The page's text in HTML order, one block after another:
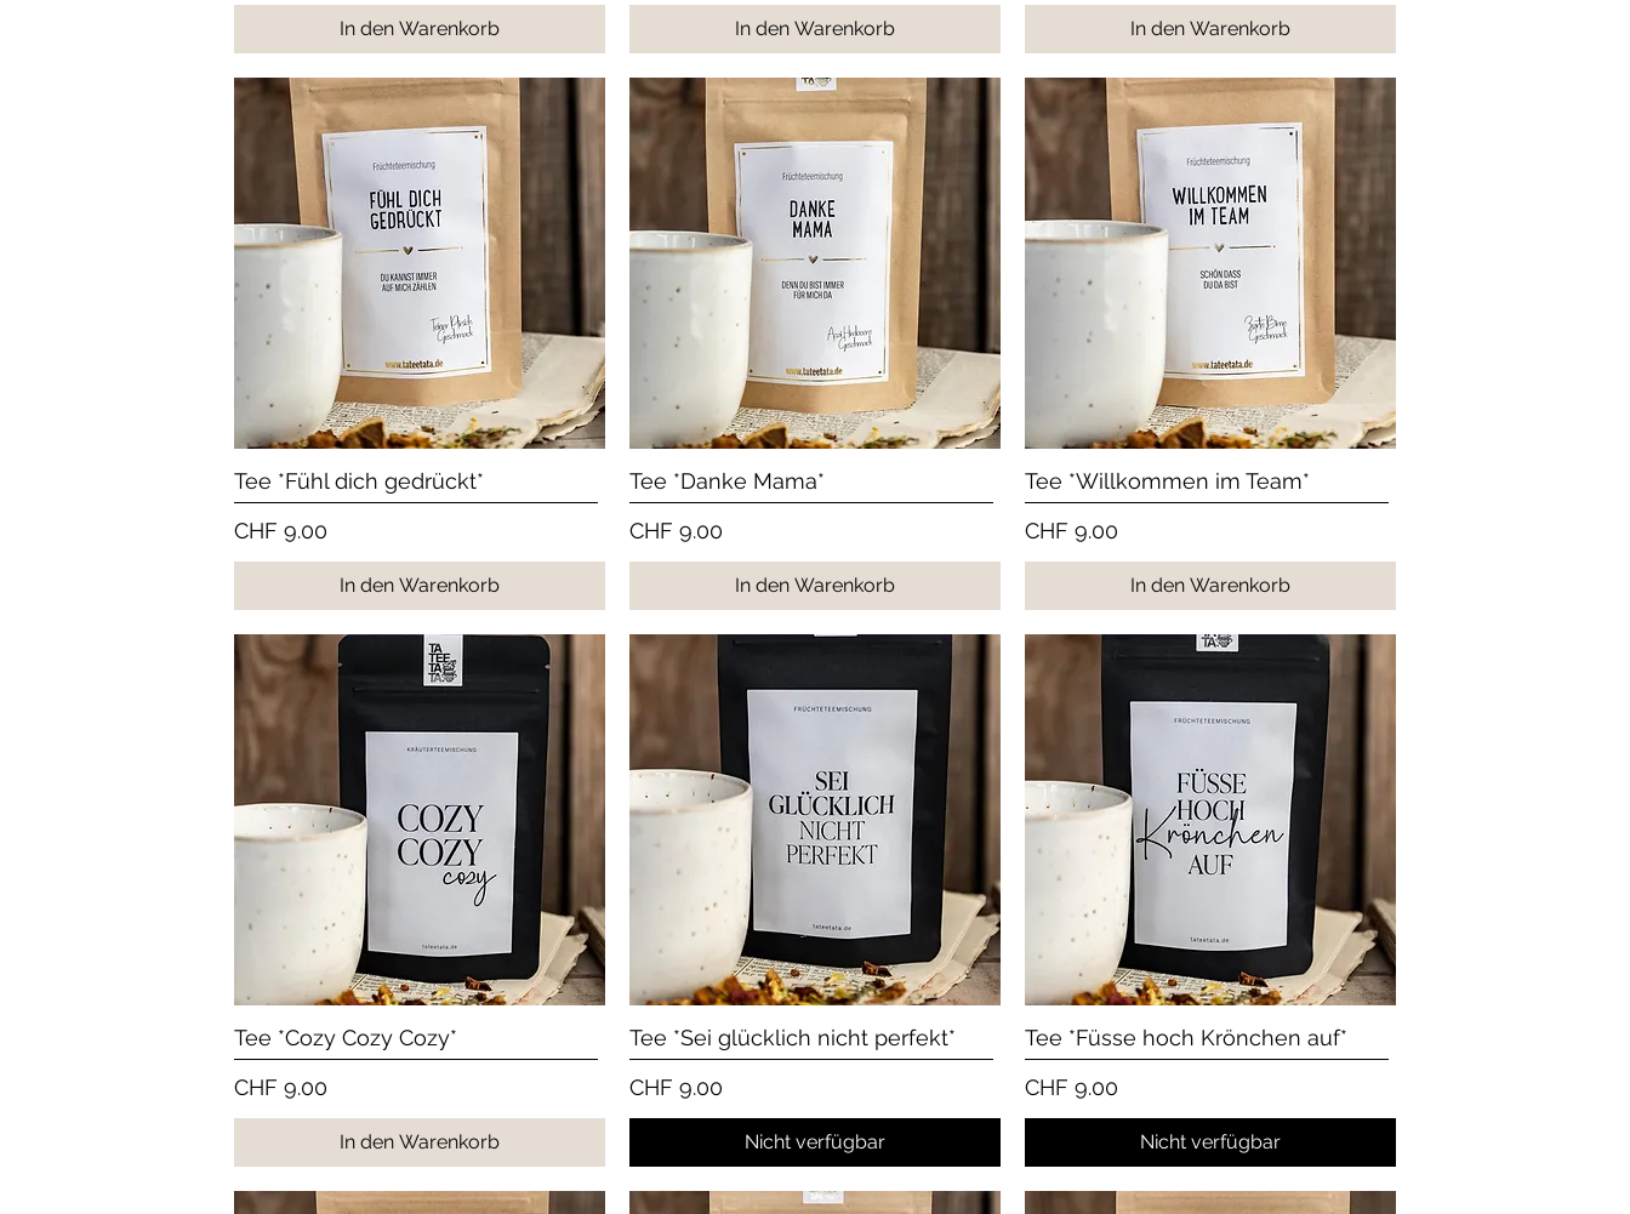
In den Warenkorb In den Warenkorb In den Warenkorb
Schnellansicht
Tee *Fühl dich gedrückt*
Preis
CHF 9.00
In den Warenkorb
Schnellansicht
Tee *Danke Mama*
Preis
CHF 9.00
In den Warenkorb
Schnellansicht
Tee *Willkommen im Team*
Preis
CHF 9.00
In den Warenkorb
Schnellansicht
Tee *Cozy Cozy Cozy*
Preis
CHF 9.00
In den Warenkorb
Schnellansicht
Tee *Sei glücklich nicht perfekt*
Preis
CHF 9.00
Nicht verfügbar
Schnellansicht
Tee *Füsse hoch Krönchen auf*
Preis
CHF 9.00
Nicht verfügbar